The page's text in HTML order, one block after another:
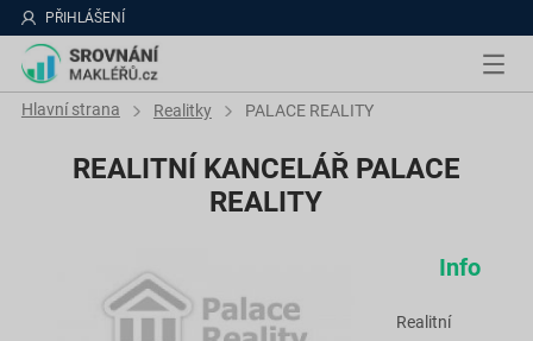
PŘIHLÁŠENÍ
Hlavní strana Realitky PALACE REALITY
REALITNÍ KANCELÁŘ PALACE
REALITY
Info
Realitní